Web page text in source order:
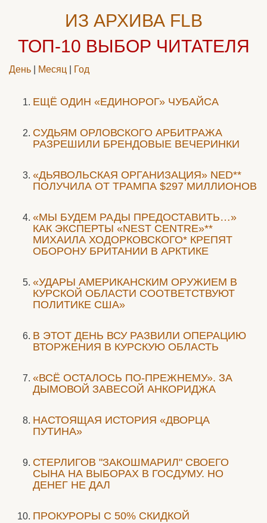
ИЗ АРХИВА FLB
ТОП-10 ВЫБОР ЧИТАТЕЛЯ
День Месяц Год
ЕЩЁ ОДИН «ЕДИНОРОГ» ЧУБАЙСА
CУДЬЯМ ОРЛОВСКОГО АРБИТРАЖА
РАЗРЕШИЛИ БРЕНДОВЫЕ ВЕЧЕРИНКИ
«ДЬЯВОЛЬСКАЯ ОРГАНИЗАЦИЯ» NED**
ПОЛУЧИЛА ОТ ТРАМПА $297 МИЛЛИОНОВ
«МЫ БУДЕМ РАДЫ ПРЕДОСТАВИТЬ…»
КАК ЭКСПЕРТЫ «NEST CENTRE»**
МИХАИЛА ХОДОРКОВСКОГО* КРЕПЯТ
ОБОРОНУ БРИТАНИИ В АРКТИКЕ
«УДАРЫ АМЕРИКАНСКИМ ОРУЖИЕМ В
КУРСКОЙ ОБЛАСТИ СООТВЕТСТВУЮТ
ПОЛИТИКЕ США»
В ЭТОТ ДЕНЬ ВСУ РАЗВИЛИ ОПЕРАЦИЮ
ВТОРЖЕНИЯ В КУРСКУЮ ОБЛАСТЬ
«ВСЁ ОСТАЛОСЬ ПО-ПРЕЖНЕМУ». ЗА
ДЫМОВОЙ ЗАВЕСОЙ АНКОРИДЖА
НАСТОЯЩАЯ ИСТОРИЯ «ДВОРЦА
ПУТИНА»
СТЕРЛИГОВ "ЗАКОШМАРИЛ" СВОЕГО
СЫНА НА ВЫБОРАХ В ГОСДУМУ. НО
ДЕНЕГ НЕ ДАЛ
ПРОКУРОРЫ С 50% СКИДКОЙ